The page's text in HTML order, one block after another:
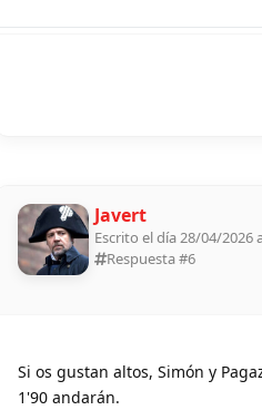
Javert
Escrito el día 28/04/2026
Respuesta #6
Si os gustan altos, Simón y
1'90 andarán.